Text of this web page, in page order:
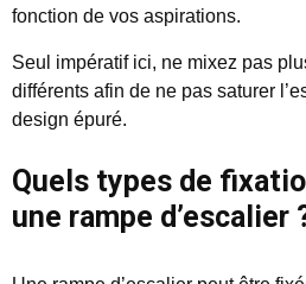
fonction de vos aspirations.
Seul impératif ici, ne mixez pas
différents afin de ne pas saturer
design épuré.
Quels types de
une rampe d’escalier